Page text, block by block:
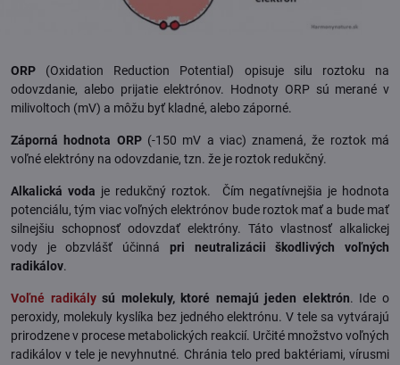
ORP (Oxidation Reduction Potential) opisuje silu roztoku na
odovzdanie, alebo prijatie elektrónov. Hodnoty ORP sú merané v
milivoltoch (mV) a môžu byť kladné, alebo záporné.
Záporná hodnota ORP(-150 mV a viac) znamená, že roztok má
voľné elektróny na odovzdanie, tzn. že je roztok redukčný.
Alkalická voda je redukčný roztok. Čím negatívnejšia je hodnota
potenciálu, tým viac voľných elektrónov bude roztok mať a bude mať
silnejšiu schopnosť odovzdať elektróny. Táto vlastnosť alkalickej
vody je obzvlášť účinná pri neutralizácii škodlivých voľných
radikálov.
Voľné radikálysú molekuly, ktoré nemajú jeden elektrón. Ide o
peroxidy, molekuly kyslíka bez jedného elektrónu. V tele sa vytvárajú
prirodzene v procese metabolických reakcií. Určité množstvo voľných
radikálov v tele je nevyhnutné. Chránia telo pred baktériami, vírusmi